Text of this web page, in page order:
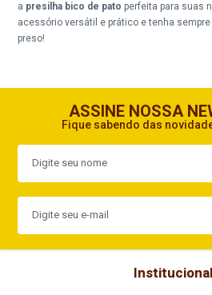
a presilha bico de pato perfeita para suas
acessório versátil e prático e tenha
preso!
ASSINE NOSSA
Fique sabendo das
Institucional